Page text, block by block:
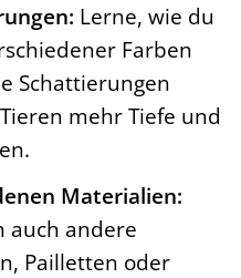
Lerne, wie du
Farben
Schattierungen
mehr Tiefe und
Materialien:
auch andere
Pailletten oder